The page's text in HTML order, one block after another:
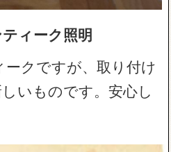
ィーク照明
クですが、取り付け
いものです。安心し